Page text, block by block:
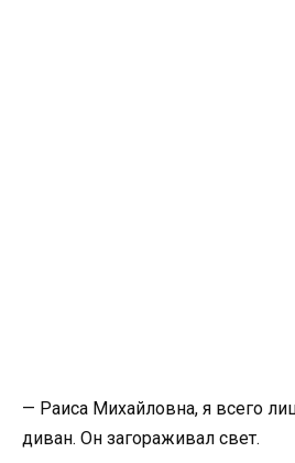
— Раиса Михайловна, я всего
диван. Он загораживал свет.